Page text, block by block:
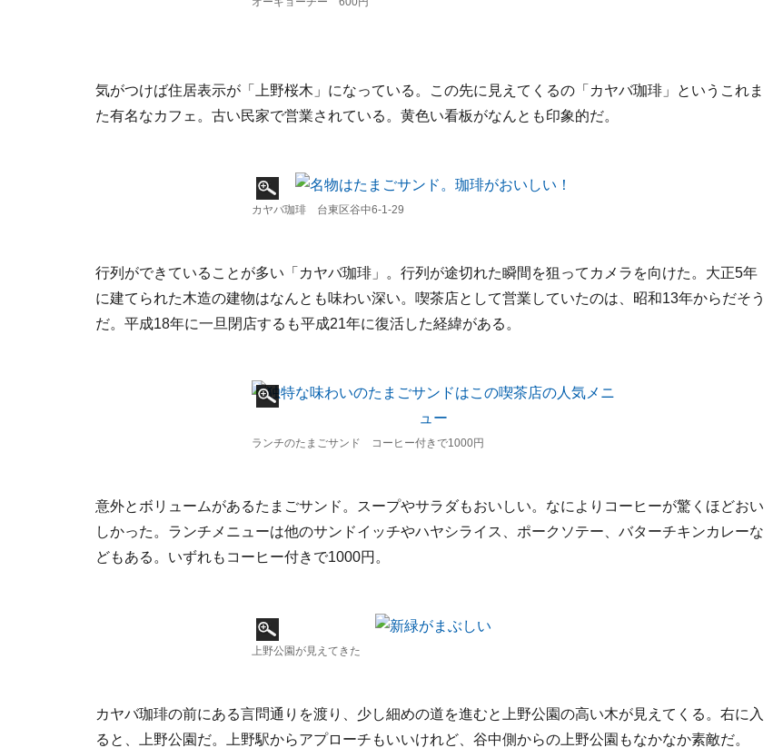
気がつけば住居表示が「上野桜木」になっている。この先に見えてくるの「カヤバ珈琲」というこれま
た有名なカフェ。古い民家で営業されている。黄色い看板がなんとも印象的だ。
カヤバ珈琲 台東区谷中6-1-29
行列ができていることが多い「カヤバ珈琲」。行列が途切れた瞬間を狙ってカメラを向けた。大正5年
に建てられた木造の建物はなんとも味わい深い。喫茶店として営業していたのは、昭和13年からだそう
だ。平成18年に一旦閉店するも平成21年に復活した経緯がある。
ランチのたまごサンド コーヒー付きで1000円
意外とボリュームがあるたまごサンド。スープやサラダもおいしい。なによりコーヒーが驚くほどおい
しかった。ランチメニューは他のサンドイッチやハヤシライス、ポークソテー、バターチキンカレーな
どもある。いずれもコーヒー付きで1000円。
上野公園が見えてきた
カヤバ珈琲の前にある言問通りを渡り、少し細めの道を進むと上野公園の高い木が見えてくる。右に入
ると、上野公園だ。上野駅からアプローチもいいけれど、谷中側からの上野公園もなかなか素敵だ。